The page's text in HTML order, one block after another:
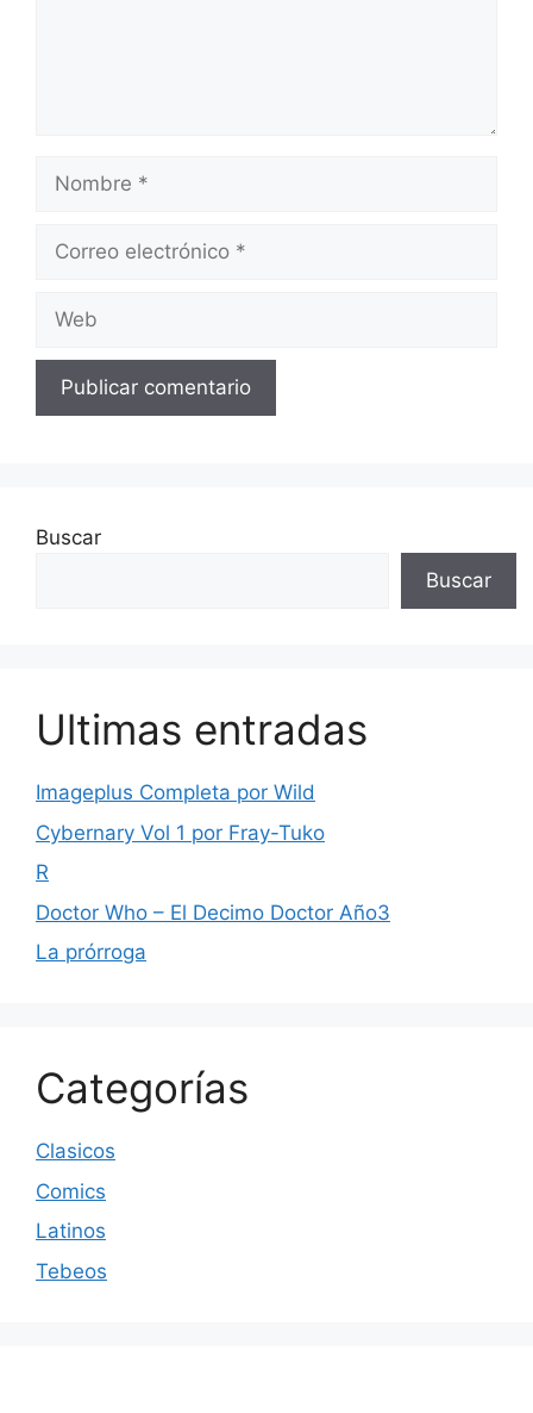
Nombre
Correo
Web
Buscar
Buscar
Ultimas entradas
Imageplus Completa por Wild
Cybernary Vol 1 por Fray-Tuko
R
Doctor Who – El Decimo Doctor Año3
La prórroga
Categorías
Clasicos
Comics
Latinos
Tebeos